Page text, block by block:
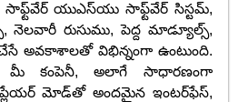
యుఎస్‌యు సాఫ్ట్‌వేర్ సిస్టమ్,
రుసుము, పెద్ద మాడ్యూల్స్,
చేసే అవకాశాలతో విభిన్నంగా ఉంటుంది.
మీ కంపెనీ, అలాగే సాధారణంగా
మోడ్‌తో అందమైన ఇంటర్‌ఫేస్,